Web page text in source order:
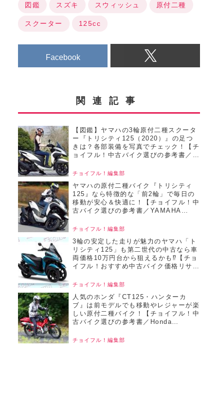
図鑑 スズキ スウィッシュ 原付二種
スクーター 125cc
Facebook
関連記事
【図鑑】ヤマハの3輪原付二種スクータ
ー『トリシティ125（2020）』の足つ
きは？各部装備を写真でチェック！【チ
ョイフル！中古バイク選びの参考書／
チョイフル！編集部
ヤマハの原付二種バイク『トリシティ
125』なら特徴的な「前2輪」で毎日の
移動が安心＆快適に！【チョイフル！中
古バイク選びの参考書／YAMAHA
チョイフル！編集部
3輪の安定した走りが魅力のヤマハ「ト
リシティ125」も第二世代の中古なら車
両価格10万円台から狙えるかも⁉【チョ
イフル！おすすめ中古バイク価格リサー
チョイフル！編集部
人気のホンダ『CT125・ハンターカ
ブ』は前モデルでも移動やレジャーが楽
しい原付二種バイク！【チョイフル！中
古バイク選びの参考書／Honda
チョイフル！編集部